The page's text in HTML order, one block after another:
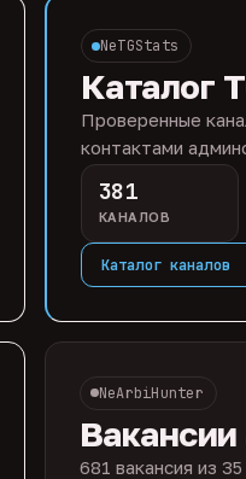
NeTGStats
Каталог
Проверенные
контактами
381
КАНАЛОВ
Каталог каналов
NeArbiHunter
681 вакансия из